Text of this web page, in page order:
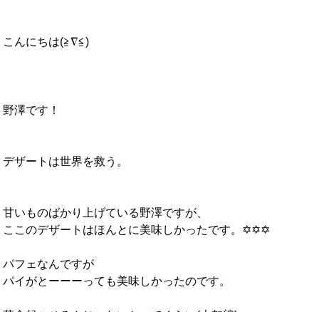
こんにちは(≧∇≦)
野澤です！
デザートは世界を救う。
甘いものばかり上げている野澤ですが、
ここのデザートはほんとに美味しかったです。✡✡✡
パフェなんですが
パイがとーーーっても美味しかったのです。